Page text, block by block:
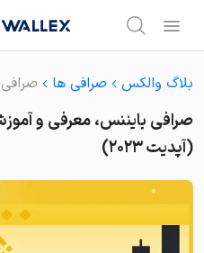
content
بلاگ والکس صرافی ها
صرافی بایننس، معرفی و
(آپدیت ۲۰۲۳)